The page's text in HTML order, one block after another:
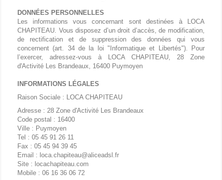
DONNÉES PERSONNELLES
Les informations vous concernant sont destinées à LOCA
CHAPITEAU. Vous disposez d’un droit d’accès, de modification,
de rectification et de suppression des données qui vous
concernent (art. 34 de la loi "Informatique et Libertés"). Pour
l’exercer, adressez-vous à LOCA CHAPITEAU, 28 Zone
d'Activité Les Brandeaux, 16400 Puymoyen
INFORMATIONS LÉGALES
Raison Sociale : LOCA CHAPITEAU
Adresse : 28 Zone d'Activité Les Brandeaux
Code postal : 16400
Ville : Puymoyen
Tel : 05 45 91 26 11
Fax : 05 45 94 39 45
Email : loca.chapiteau@aliceadsl.fr
Site : locachapiteau.com
Mobile : 06 16 36 06 72